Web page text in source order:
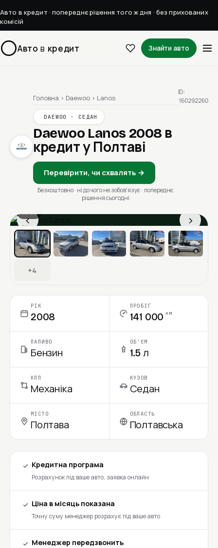
Авто в кредит · попереднє рішення того ж дня · без прихованих
комісій
Авто в кредит Знайти авто
Головна › Daewoo › Lanos
DAEWOO · СЕДАН
Daewoo Lanos 2008 в
кредит у Полтаві
Перевірити, чи схвалять →
Безкоштовно · ні до чого не зобовʼязує · попереднє
рішення сьогодні
ID:
160292260
‹ ›
1 / 11
Ціна в місяць
+4
РІК
2008
ПРОБІГ
141 000 км
ПАЛИВО
Бензин
ОБ'ЄМ
1.5 л
КПП
Механіка
КУЗОВ
Седан
МІСТО
Полтава
ОБЛАСТЬ
Полтавська
Кредитна програма
Розрахунок під ваше авто, заявка онлайн
Ціна в місяць показана
Точну суму менеджер розрахує під ваше авто
Менеджер передзвонить